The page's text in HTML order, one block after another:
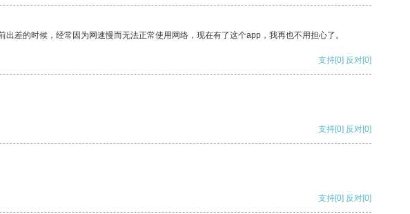
差的时候，经常因为网速慢而无法正常使用网络，现在有了这个app，我再也不用担心了。
支持[0] 反对[0]
支持[0] 反对[0]
支持[0] 反对[0]